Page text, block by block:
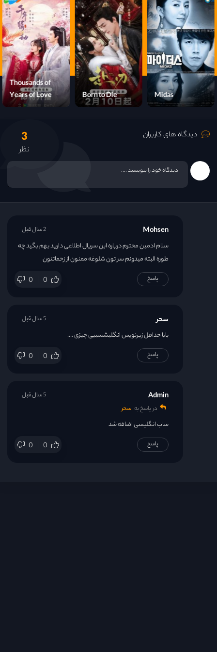
قسمت 15
قسمت 16
قسمت 17
قسمت 18
قسمت 19
قسمت 20
قسمت 21
قسمت 26
قسمت 27
قسمت 29
قسمت 30
قسمت 31
Midas
Born to Die
Thousands of
Years of Love
دیدگاه های کاربران 3
نظر
Mohsen
سلام ادمین محترم درباره این سریال اطلاعی دارید بهم بگید چه
طوره البته میدونم سر تون شلوغه ممنون از زحماتتون
0 0
2 سال قبل
پاسخ
سحر
بابا حداقل زیرنویس انگلیشسییی چیزی ….
0 0
5 سال قبل
پاسخ
Admin
در پاسخ به سحر
ساب انگلیسی اضافه شد
0 0
5 سال قبل
پاسخ